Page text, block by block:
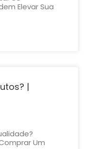
Elevar Sua
Certos
|
Um